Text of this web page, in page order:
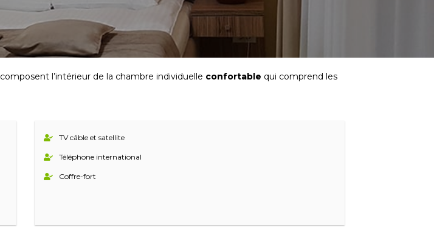
composent l’intérieur de la chambre individuelle confortable qui comprend les
TV câble et satellite
Téléphone international
Coffre-fort